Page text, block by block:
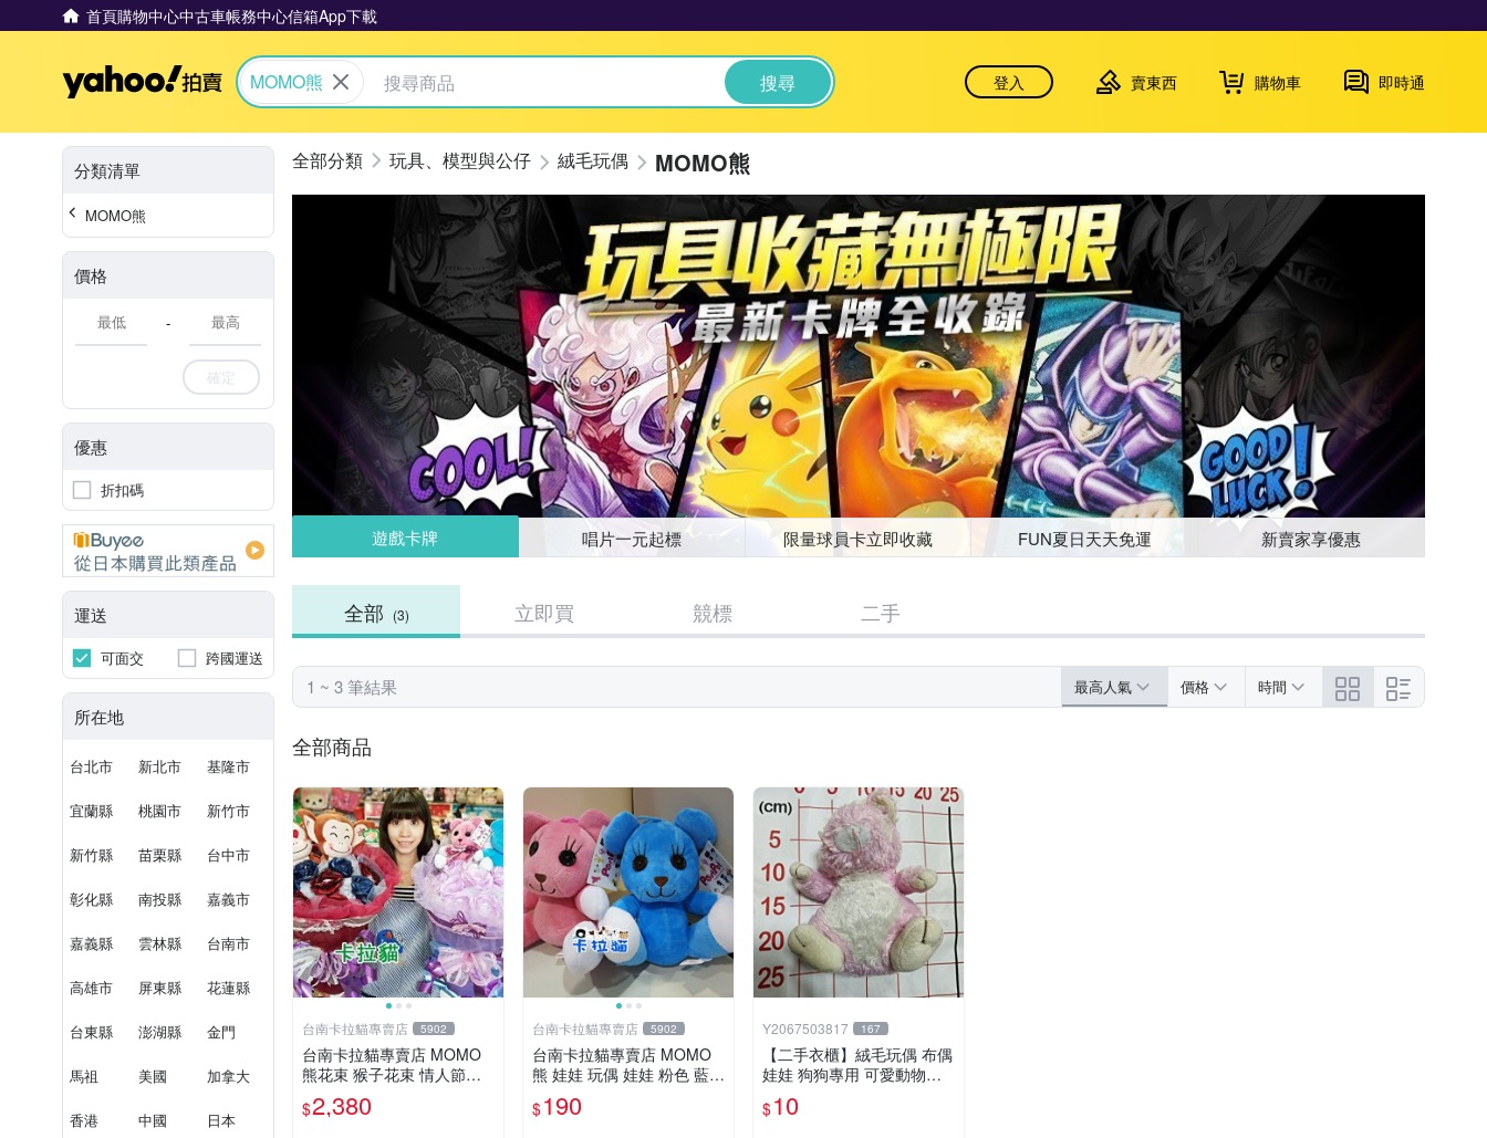
首頁購物中心中古車帳務中心信箱App下載
Yahoo拍賣
MOMO熊 搜尋 登入 賣東西 購物車 即時通
分類清單
MOMO熊
價格
-
確定
優惠
折扣碼
運送
可面交 跨國運送
所在地
台北市 新北市 基隆市
宜蘭縣 桃園市 新竹市
新竹縣 苗栗縣 台中市
彰化縣 南投縣 嘉義市
嘉義縣 雲林縣 台南市
高雄市 屏東縣 花蓮縣
台東縣 澎湖縣 金門
馬祖 美國 加拿大
香港 中國 日本
玩具、模型與公仔 絨毛玩偶 MOMO熊
遊戲卡牌 唱片一元起標 限量球員卡立即收藏 FUN夏日天天免運 新賣家享優惠
全部 (3) 立即買 競標 二手
1 ~ 3 筆結果 最高人氣 價格 時間
全部商品
台南卡拉貓專賣店 5902
台南卡拉貓專賣店 MOMO
熊花束 猴子花束 情人節禮
物 二選一 可繡字 可今天寄
明天到
$2,380
台南卡拉貓專賣店 5902
台南卡拉貓專賣店 MOMO
熊 娃娃 玩偶 娃娃 粉色 藍色
2色分售
$190
Y2067503817 167
【二手衣櫃】絨毛玩偶 布偶
娃娃 狗狗專用 可愛動物系
列 耐咬耐磨玩具 玩偶 粉紅
熊寵物玩具 1120929
$10